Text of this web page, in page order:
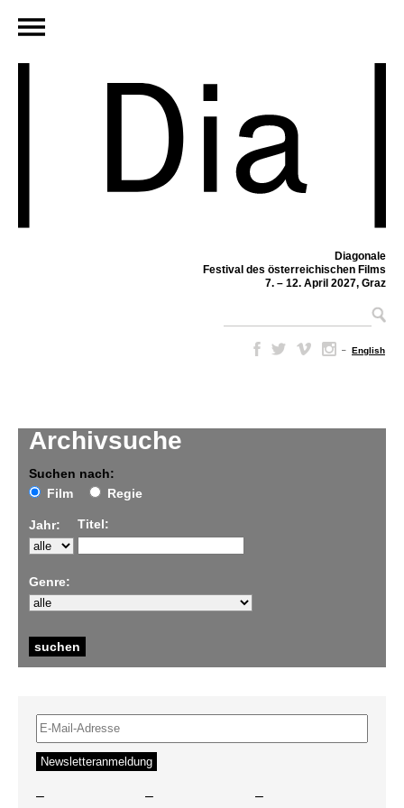
Diagonale
Festival des österreichischen Films
7. – 12. April 2027, Graz
– English
Archivsuche
Suchen nach:
Film
Regie
Jahr: Titel:
Genre:
– – –